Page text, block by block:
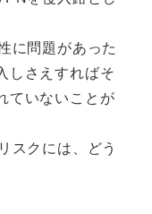
に問題があった
しさえすればそ
ていないことが
スクには、どう